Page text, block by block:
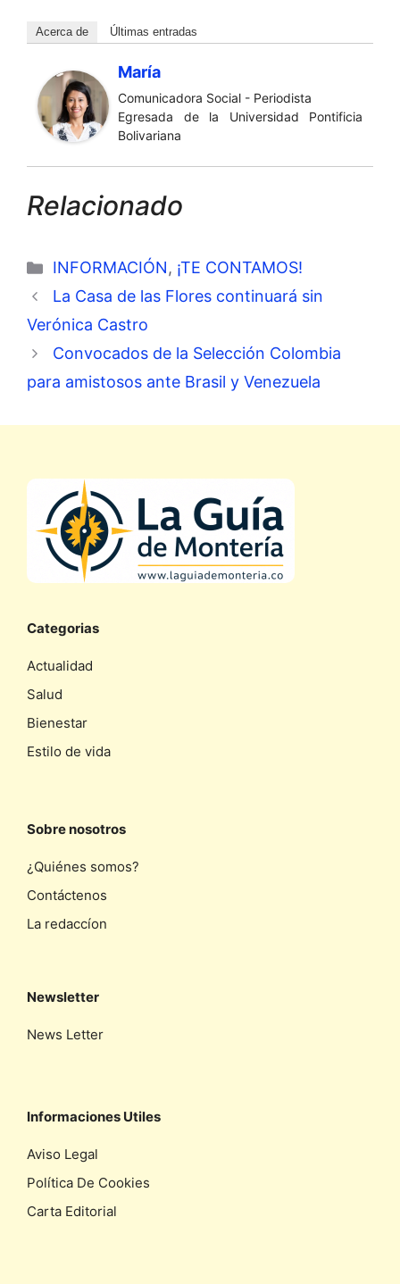
Acerca de Últimas entradas
María
Comunicadora Social - Periodista
Egresada de la Universidad Pontificia
Bolivariana
Relacionado
Categorías
INFORMACIÓN, ¡TE CONTAMOS!
La Casa de las Flores continuará sin
Verónica Castro
Convocados de la Selección Colombia
para amistosos ante Brasil y Venezuela
Categorias
Actualidad
Salud
Bienestar
Estilo de vida
Sobre nosotros
¿Quiénes somos?
Contáctenos
La redaccíon
Newsletter
News Letter
Informaciones Utiles
Aviso Legal
Política De Cookies
Carta Editorial